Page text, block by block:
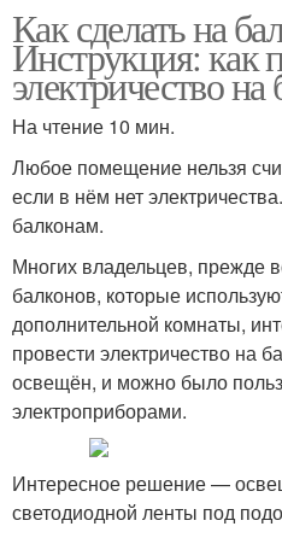
Как сделать на
Инструкция: как
электричество на
На чтение 10 мин.
Любое помещение нельзя
если в нём нет
балконам.
Многих владельцев, прежде
балконов, которые
дополнительной комнаты,
провести электричество на
освещён, и можно было
электроприборами.
Интересное решение —
светодиодной ленты под